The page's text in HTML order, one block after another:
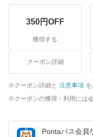
350円OFF
獲得する
クーポン詳細
クーポン詳細と 注意事項
クーポンの獲得・利用には
Pontaパス会員